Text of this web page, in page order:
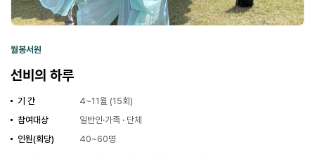
월봉서원
선비의 하루
기 간
4~11월 (15회)
참여대상
일반인·가족 · 단체
인원(회당)
40~60명